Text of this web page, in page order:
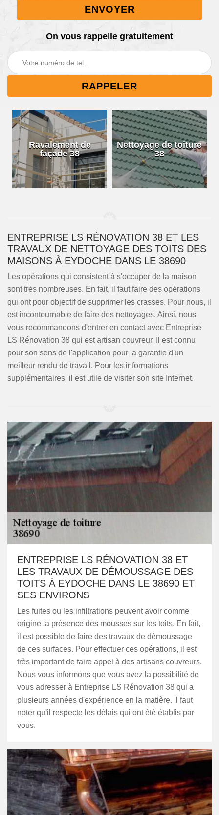
On vous rappelle gratuitement
Ravalement de
façade 38
Nettoyage de toiture
38
ENTREPRISE LS RÉNOVATION 38 ET LES
TRAVAUX DE NETTOYAGE DES TOITS DES
MAISONS À EYDOCHE DANS LE 38690
Les opérations qui consistent à s'occuper de la maison
sont très nombreuses. En fait, il faut faire des opérations
qui ont pour objectif de supprimer les crasses. Pour nous, il
est incontournable de faire des nettoyages. Ainsi, nous
vous recommandons d'entrer en contact avec Entreprise
LS Rénovation 38 qui est artisan couvreur. Il est connu
pour son sens de l'application pour la garantie d'un
meilleur rendu de travail. Pour les informations
supplémentaires, il est utile de visiter son site Internet.
ENTREPRISE LS RÉNOVATION 38 ET
LES TRAVAUX DE DÉMOUSSAGE DES
TOITS À EYDOCHE DANS LE 38690 ET
SES ENVIRONS
Les fuites ou les infiltrations peuvent avoir comme
origine la présence des mousses sur les toits. En fait,
il est possible de faire des travaux de démoussage
de ces surfaces. Pour effectuer ces opérations, il est
très important de faire appel à des artisans couvreurs.
Nous vous informons que vous avez la possibilité de
vous adresser à Entreprise LS Rénovation 38 qui a
plusieurs années d'expérience en la matière. Il faut
noter qu'il respecte les délais qui ont été établis par
vous.